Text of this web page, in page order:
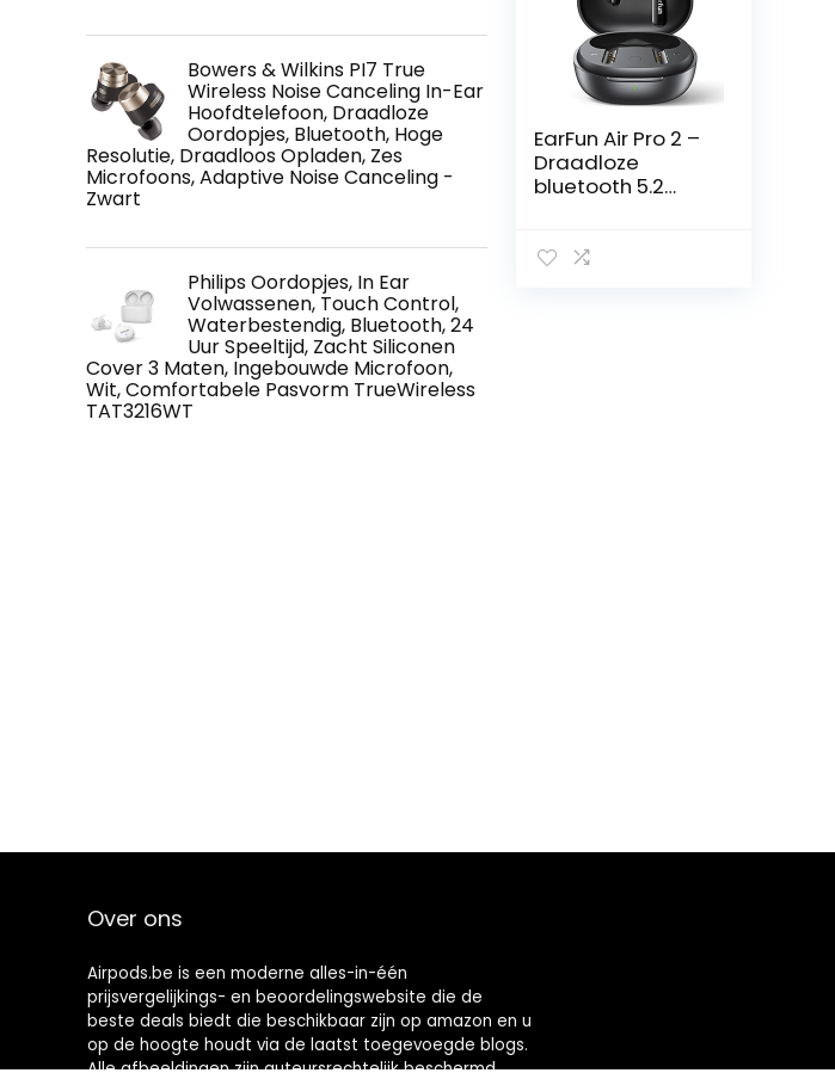
Bowers & Wilkins PI7 True
Wireless Noise Canceling In-Ear
Hoofdtelefoon, Draadloze
Oordopjes, Bluetooth, Hoge
Resolutie, Draadloos Opladen, Zes
Microfoons, Adaptive Noise Canceling -
Zwart
Philips Oordopjes, In Ear
Volwassenen, Touch Control,
Waterbestendig, Bluetooth, 24
Uur Speeltijd, Zacht Siliconen
Cover 3 Maten, Ingebouwde Microfoon,
Wit, Comfortabele Pasvorm TrueWireless
TAT3216WT
EarFun Air Pro 2 –
Draadloze
bluetooth 5.2
noise cancelling –
Over ons
Airpods.be is een moderne alles-in-één
prijsvergelijkings- en beoordelingswebsite die de
beste deals biedt die beschikbaar zijn op amazon en u
op de hoogte houdt via de laatst toegevoegde blogs.
Alle afbeeldingen zijn auteursrechtelijk beschermd